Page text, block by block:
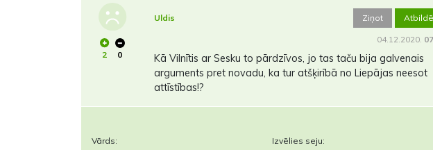
2 0
Uldis Ziņot
04.12.2020.
Kā Vilnītis ar Sesku to pārdzīvos, jo tas taču bija galvenais
arguments pret novadu, ka tur atšķirībā no Liepājas neesot
attīstības!?
Vārds: Izvēlies seju: